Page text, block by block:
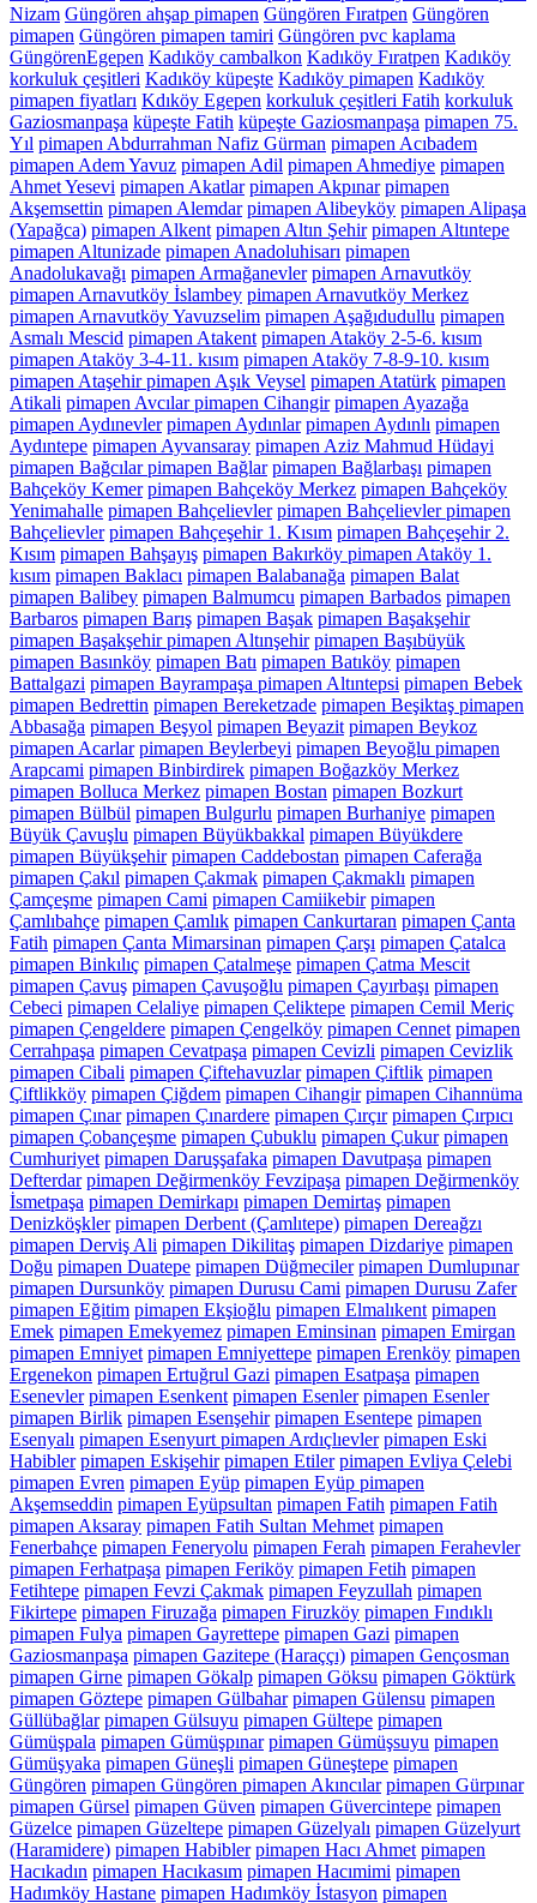
Nizam Güngören ahşap pimapen Güngören Fıratpen Güngören
pimapen Güngören pimapen tamiri Güngören pvc kaplama
GüngörenEgepen Kadıköy cambalkon Kadıköy Fıratpen Kadıköy
korkuluk çeşitleri Kadıköy küpeşte Kadıköy pimapen Kadıköy
pimapen fiyatları Kdıköy Egepen korkuluk çeşitleri Fatih korkuluk
Gaziosmanpaşa küpeşte Fatih küpeşte Gaziosmanpaşa pimapen 75.
Yıl pimapen Abdurrahman Nafiz Gürman pimapen Acıbadem
pimapen Adem Yavuz pimapen Adil pimapen Ahmediye pimapen
Ahmet Yesevi pimapen Akatlar pimapen Akpınar pimapen
Akşemsettin pimapen Alemdar pimapen Alibeyköy pimapen Alipaşa
(Yapağca) pimapen Alkent pimapen Altın Şehir pimapen Altıntepe
pimapen Altunizade pimapen Anadoluhisarı pimapen
Anadolukavağı pimapen Armağanevler pimapen Arnavutköy
pimapen Arnavutköy İslambey pimapen Arnavutköy Merkez
pimapen Arnavutköy Yavuzselim pimapen Aşağıdudullu pimapen
Asmalı Mescid pimapen Atakent pimapen Ataköy 2-5-6. kısım
pimapen Ataköy 3-4-11. kısım pimapen Ataköy 7-8-9-10. kısım
pimapen Ataşehir pimapen Aşık Veysel pimapen Atatürk pimapen
Atikali pimapen Avcılar pimapen Cihangir pimapen Ayazağa
pimapen Aydınevler pimapen Aydınlar pimapen Aydınlı pimapen
Aydıntepe pimapen Ayvansaray pimapen Aziz Mahmud Hüdayi
pimapen Bağcılar pimapen Bağlar pimapen Bağlarbaşı pimapen
Bahçeköy Kemer pimapen Bahçeköy Merkez pimapen Bahçeköy
Yenimahalle pimapen Bahçelievler pimapen Bahçelievler pimapen
Bahçelievler pimapen Bahçeşehir 1. Kısım pimapen Bahçeşehir 2.
Kısım pimapen Bahşayış pimapen Bakırköy pimapen Ataköy 1.
kısım pimapen Baklacı pimapen Balabanağa pimapen Balat
pimapen Balibey pimapen Balmumcu pimapen Barbados pimapen
Barbaros pimapen Barış pimapen Başak pimapen Başakşehir
pimapen Başakşehir pimapen Altınşehir pimapen Başıbüyük
pimapen Basınköy pimapen Batı pimapen Batıköy pimapen
Battalgazi pimapen Bayrampaşa pimapen Altıntepsi pimapen Bebek
pimapen Bedrettin pimapen Bereketzade pimapen Beşiktaş pimapen
Abbasağa pimapen Beşyol pimapen Beyazit pimapen Beykoz
pimapen Acarlar pimapen Beylerbeyi pimapen Beyoğlu pimapen
Arapcami pimapen Binbirdirek pimapen Boğazköy Merkez
pimapen Bolluca Merkez pimapen Bostan pimapen Bozkurt
pimapen Bülbül pimapen Bulgurlu pimapen Burhaniye pimapen
Büyük Çavuşlu pimapen Büyükbakkal pimapen Büyükdere
pimapen Büyükşehir pimapen Caddebostan pimapen Caferağa
pimapen Çakıl pimapen Çakmak pimapen Çakmaklı pimapen
Çamçeşme pimapen Cami pimapen Camiikebir pimapen
Çamlıbahçe pimapen Çamlık pimapen Cankurtaran pimapen Çanta
Fatih pimapen Çanta Mimarsinan pimapen Çarşı pimapen Çatalca
pimapen Binkılıç pimapen Çatalmeşe pimapen Çatma Mescit
pimapen Çavuş pimapen Çavuşoğlu pimapen Çayırbaşı pimapen
Cebeci pimapen Celaliye pimapen Çeliktepe pimapen Cemil Meriç
pimapen Çengeldere pimapen Çengelköy pimapen Cennet pimapen
Cerrahpaşa pimapen Cevatpaşa pimapen Cevizli pimapen Cevizlik
pimapen Cibali pimapen Çiftehavuzlar pimapen Çiftlik pimapen
Çiftlikköy pimapen Çiğdem pimapen Cihangir pimapen Cihannüma
pimapen Çınar pimapen Çınardere pimapen Çırçır pimapen Çırpıcı
pimapen Çobançeşme pimapen Çubuklu pimapen Çukur pimapen
Cumhuriyet pimapen Daruşşafaka pimapen Davutpaşa pimapen
Defterdar pimapen Değirmenköy Fevzipaşa pimapen Değirmenköy
İsmetpaşa pimapen Demirkapı pimapen Demirtaş pimapen
Denizköşkler pimapen Derbent (Çamlıtepe) pimapen Dereağzı
pimapen Derviş Ali pimapen Dikilitaş pimapen Dizdariye pimapen
Doğu pimapen Duatepe pimapen Düğmeciler pimapen Dumlupınar
pimapen Dursunköy pimapen Durusu Cami pimapen Durusu Zafer
pimapen Eğitim pimapen Ekşioğlu pimapen Elmalıkent pimapen
Emek pimapen Emekyemez pimapen Eminsinan pimapen Emirgan
pimapen Emniyet pimapen Emniyettepe pimapen Erenköy pimapen
Ergenekon pimapen Ertuğrul Gazi pimapen Esatpaşa pimapen
Esenevler pimapen Esenkent pimapen Esenler pimapen Esenler
pimapen Birlik pimapen Esenşehir pimapen Esentepe pimapen
Esenyalı pimapen Esenyurt pimapen Ardıçlıevler pimapen Eski
Habibler pimapen Eskişehir pimapen Etiler pimapen Evliya Çelebi
pimapen Evren pimapen Eyüp pimapen Eyüp pimapen
Akşemseddin pimapen Eyüpsultan pimapen Fatih pimapen Fatih
pimapen Aksaray pimapen Fatih Sultan Mehmet pimapen
Fenerbahçe pimapen Feneryolu pimapen Ferah pimapen Ferahevler
pimapen Ferhatpaşa pimapen Feriköy pimapen Fetih pimapen
Fetihtepe pimapen Fevzi Çakmak pimapen Feyzullah pimapen
Fikirtepe pimapen Firuzağa pimapen Firuzköy pimapen Fındıklı
pimapen Fulya pimapen Gayrettepe pimapen Gazi pimapen
Gaziosmanpaşa pimapen Gazitepe (Haraççı) pimapen Gençosman
pimapen Girne pimapen Gökalp pimapen Göksu pimapen Göktürk
pimapen Göztepe pimapen Gülbahar pimapen Gülensu pimapen
Güllübağlar pimapen Gülsuyu pimapen Gültepe pimapen
Gümüşpala pimapen Gümüşpınar pimapen Gümüşsuyu pimapen
Gümüşyaka pimapen Güneşli pimapen Güneştepe pimapen
Güngören pimapen Güngören pimapen Akıncılar pimapen Gürpınar
pimapen Gürsel pimapen Güven pimapen Güvercintepe pimapen
Güzelce pimapen Güzeltepe pimapen Güzelyalı pimapen Güzelyurt
(Haramidere) pimapen Habibler pimapen Hacı Ahmet pimapen
Hacıkadın pimapen Hacıkasım pimapen Hacımimi pimapen
Hadımköy Hastane pimapen Hadımköy İstasyon pimapen